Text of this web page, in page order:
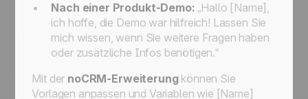
Nach einer Produkt-Demo: „Hallo [Name],
ich hoffe, die Demo war hilfreich! Lassen Sie
mich wissen, wenn Sie weitere Fragen haben
oder zusätzliche Infos benötigen.“
Mit der noCRM-Erweiterungkönnen Sie
Vorlagen anpassen und Variablen wie [Name]